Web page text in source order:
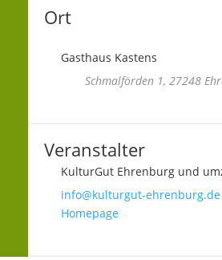
Ort
Gasthaus Kastens
Schmalförden 1, 27248
Veranstalter
KulturGut Ehrenburg und
info@kulturgut-ehrenburg.de
Homepage